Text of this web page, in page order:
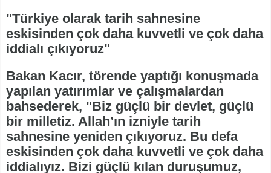
"Türkiye olarak tarih sahnesine
eskisinden çok daha kuvvetli ve çok daha
iddialı çıkıyoruz"
Bakan Kacır, törende yaptığı konuşmada
yapılan yatırımlar ve çalışmalardan
bahsederek, "Biz güçlü bir devlet, güçlü
bir milletiz. Allah’ın izniyle tarih
sahnesine yeniden çıkıyoruz. Bu defa
eskisinden çok daha kuvvetli ve çok daha
iddialıyız. Bizi güçlü kılan duruşumuz,